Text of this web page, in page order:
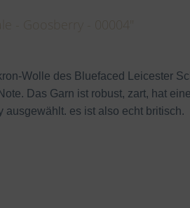
Wolle des Bluefaced Leicester
Das Garn ist robust, zart, hat
ausgewählt. es ist also echt britisch.